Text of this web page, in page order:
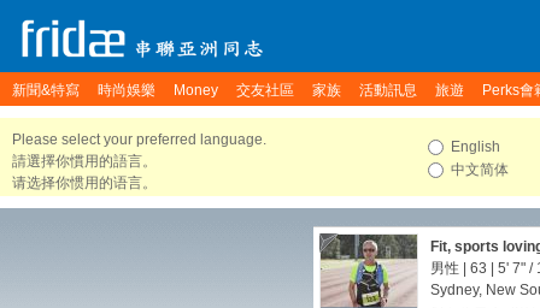
新聞&特寫 時尚娛樂 Money 交友社區 家族 活動訊息 旅遊 Perks會
Please select your preferred language.
請選擇你慣用的語言。
请选择你惯用的语言。
English
中文简体
Fit, sports
男性 | 63 | 5' 7" /
Sydney, New